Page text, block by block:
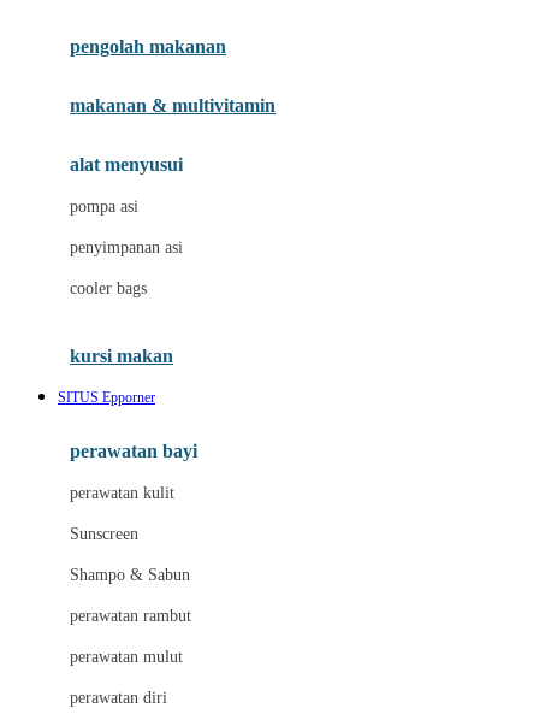
Joolz
Leclerc
Lee Vierra
Lillebaby
Little Bird Told Me
Little Miss Janis
London Taxi
Love To Dream
M
Magformers
pengolah makanan
makanan & multivitamin
alat menyusui
pompa asi
penyimpanan asi
cooler bags
kursi makan
SITUS Epporner
perawatan bayi
perawatan kulit
Sunscreen
Shampo & Sabun
perawatan rambut
perawatan mulut
perawatan diri